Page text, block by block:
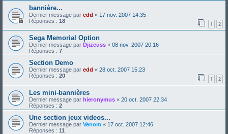
bannière...
Dernier message par edd « 17 nov. 2007 14:35
Réponses : 18 1 2
Sega Memorial Option
Dernier message par Djizeuss « 08 nov. 2007 20:16
Réponses : 7
Section Demo
Dernier message par edd « 28 oct. 2007 15:23
Réponses : 20 1 2
Les mini-bannières
Dernier message par hieronymus « 20 oct. 2007 22:34
Réponses : 2
Une section jeux videos...
Dernier message par Venom « 17 oct. 2007 12:46
Réponses : 11